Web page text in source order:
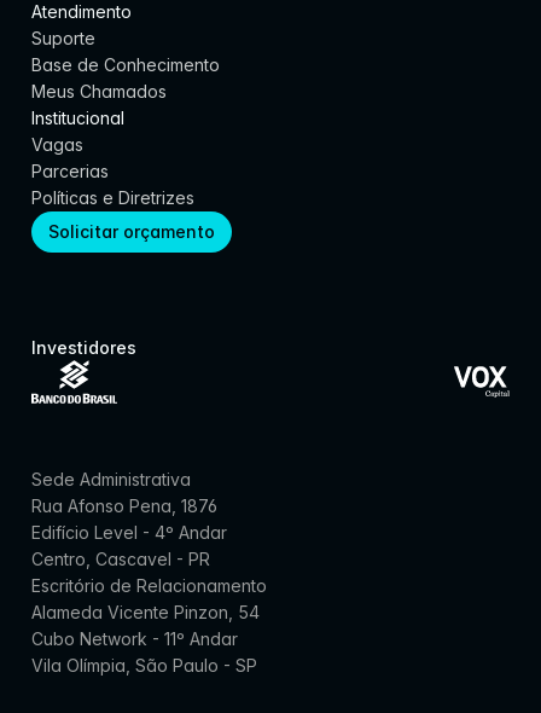
Sede Administrativa
Rua Afonso Pena, 1876
Edifício Level - 4º Andar
Centro, Cascavel - PR
Escritório de Relacionamento
Alameda Vicente Pinzon, 54
Cubo Network - 11º Andar
Vila Olímpia, São Paulo - SP
Atendimento
Suporte
Base de Conhecimento
Meus Chamados
Institucional
Vagas
Parcerias
Políticas e Diretrizes
Solicitar orçamento
Investidores